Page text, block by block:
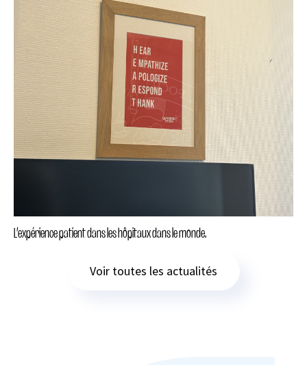
L’expérience patient dans les hôpitaux dans le monde.
Voir toutes les actualités